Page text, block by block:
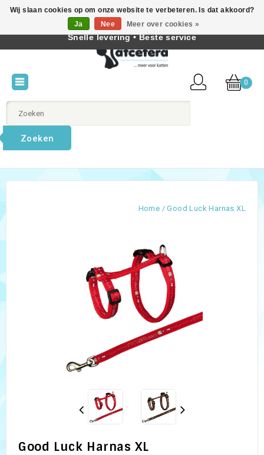
Nederlands
0
Zoeken
Home /Good Luck Harnas XL
Good Luck Harnas XL
Wij slaan cookies op om onze website te verbeteren. Is dat akkoord?
Ja
Nee Meer over cookies »
Beste producten voor katten • Kennis van kattengedrag •
Snelle levering • Beste service